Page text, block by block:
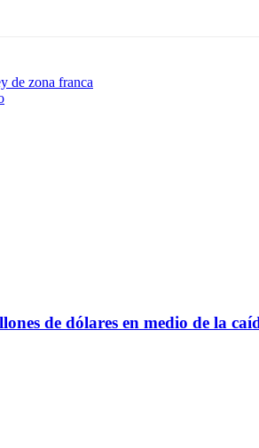
de zona franca
de dólares en medio de la